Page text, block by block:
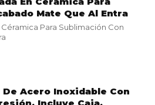
Mate Que Al Entra
Para Sublimación Con
Acero Inoxidable Con